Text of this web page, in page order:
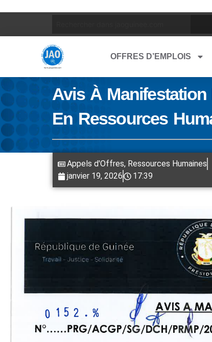
OFFRES D’EMPLOIS
Avis À Manifestation
En Ressources
Appels d'Offres, Ressources Humaines
janvier 19, 2026
17:39